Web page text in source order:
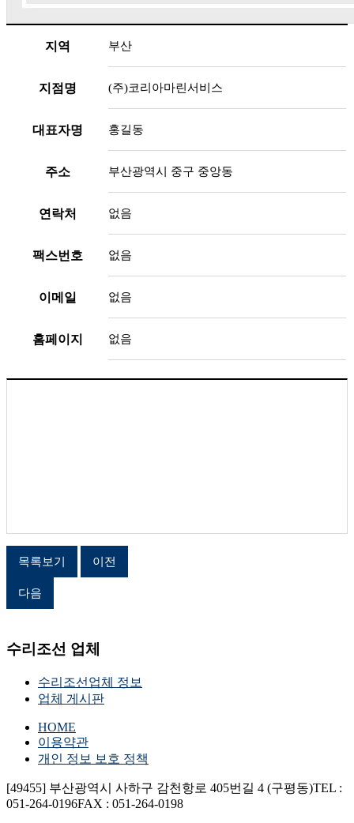
지역 부산
지점명 (주)코리아마린서비스
대표자명 홍길동
주소 부산광역시 중구 중앙동
연락처 없음
팩스번호 없음
이메일 없음
홈페이지 없음
목록보기 이전
다음
수리조선 업체
수리조선업체 정보
업체 게시판
HOME
이용약관
개인 정보 보호 정책
[49455] 부산광역시 사하구 감천항로 405번길 4 (구평동)TEL :
051-264-0196FAX : 051-264-0198